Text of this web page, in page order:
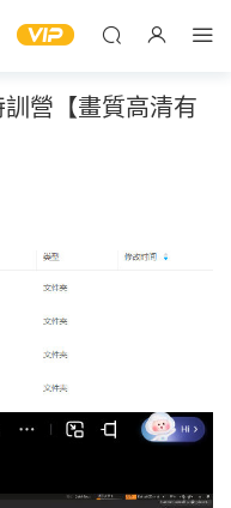
營【畫質高清有